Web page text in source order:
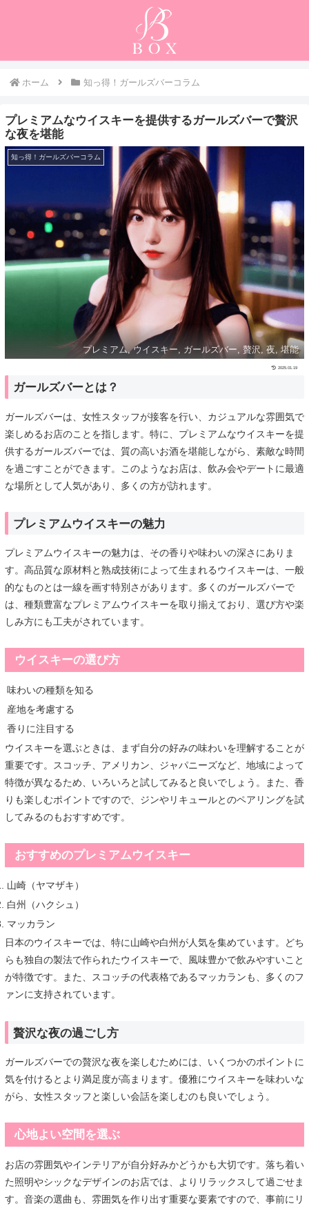
ホーム 知っ得！ガールズバーコラム
プレミアムなウイスキーを提供するガールズバーで贅沢
な夜を堪能
知っ得！ガールズバーコラム
プレミアム, ウイスキー, ガールズバー, 贅沢, 夜, 堪能
2025.01.19
ガールズバーとは？
ガールズバーは、女性スタッフが接客を行い、カジュアルな雰囲気で
楽しめるお店のことを指します。特に、プレミアムなウイスキーを提
供するガールズバーでは、質の高いお酒を堪能しながら、素敵な時間
を過ごすことができます。このようなお店は、飲み会やデートに最適
な場所として人気があり、多くの方が訪れます。
プレミアムウイスキーの魅力
プレミアムウイスキーの魅力は、その香りや味わいの深さにありま
す。高品質な原材料と熟成技術によって生まれるウイスキーは、一般
的なものとは一線を画す特別さがあります。多くのガールズバーで
は、種類豊富なプレミアムウイスキーを取り揃えており、選び方や楽
しみ方にも工夫がされています。
ウイスキーの選び方
味わいの種類を知る
産地を考慮する
香りに注目する
ウイスキーを選ぶときは、まず自分の好みの味わいを理解することが
重要です。スコッチ、アメリカン、ジャパニーズなど、地域によって
特徴が異なるため、いろいろと試してみると良いでしょう。また、香
りも楽しむポイントですので、ジンやリキュールとのペアリングを試
してみるのもおすすめです。
おすすめのプレミアムウイスキー
山崎（ヤマザキ）
白州（ハクシュ）
マッカラン
日本のウイスキーでは、特に山崎や白州が人気を集めています。どち
らも独自の製法で作られたウイスキーで、風味豊かで飲みやすいこと
が特徴です。また、スコッチの代表格であるマッカランも、多くのフ
ァンに支持されています。
贅沢な夜の過ごし方
ガールズバーでの贅沢な夜を楽しむためには、いくつかのポイントに
気を付けるとより満足度が高まります。優雅にウイスキーを味わいな
がら、女性スタッフと楽しい会話を楽しむのも良いでしょう。
心地よい空間を選ぶ
お店の雰囲気やインテリアが自分好みかどうかも大切です。落ち着い
た照明やシックなデザインのお店では、よりリラックスして過ごせま
す。音楽の選曲も、雰囲気を作り出す重要な要素ですので、事前にリ